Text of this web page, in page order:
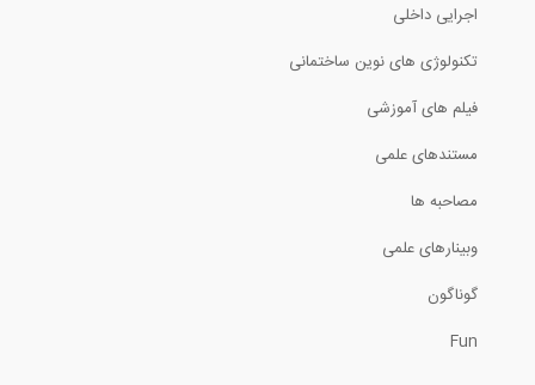
اجرایی داخلی
تکنولوژی های نوین ساختمانی
فیلم های آموزشی
مستندهای علمی
مصاحبه ها
وبینارهای علمی
گوناگون
Fun